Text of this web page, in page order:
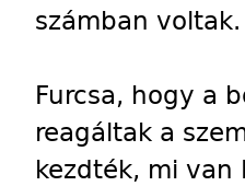
számban voltak.
Furcsa, hogy a
reagáltak a
kezdték, mi van